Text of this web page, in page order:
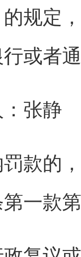
规定
或者
张静
的，
一款